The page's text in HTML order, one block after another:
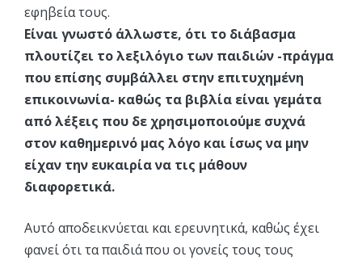
εφηβεία τους.
Είναι γνωστό άλλωστε, ότι το διάβασμα
πλουτίζει το λεξιλόγιο των παιδιών -πράγμα
που επίσης συμβάλλει στην επιτυχημένη
επικοινωνία- καθώς τα βιβλία είναι γεμάτα
από λέξεις που δε χρησιμοποιούμε συχνά
στον καθημερινό μας λόγο και ίσως να μην
είχαν την ευκαιρία να τις μάθουν
διαφορετικά.
Αυτό αποδεικνύεται και ερευνητικά, καθώς έχει
φανεί ότι τα παιδιά που οι γονείς τους τους